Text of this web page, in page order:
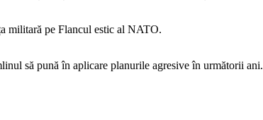
militară pe Flancul estic al NATO.
să pună în aplicare planurile agresive în următorii ani.